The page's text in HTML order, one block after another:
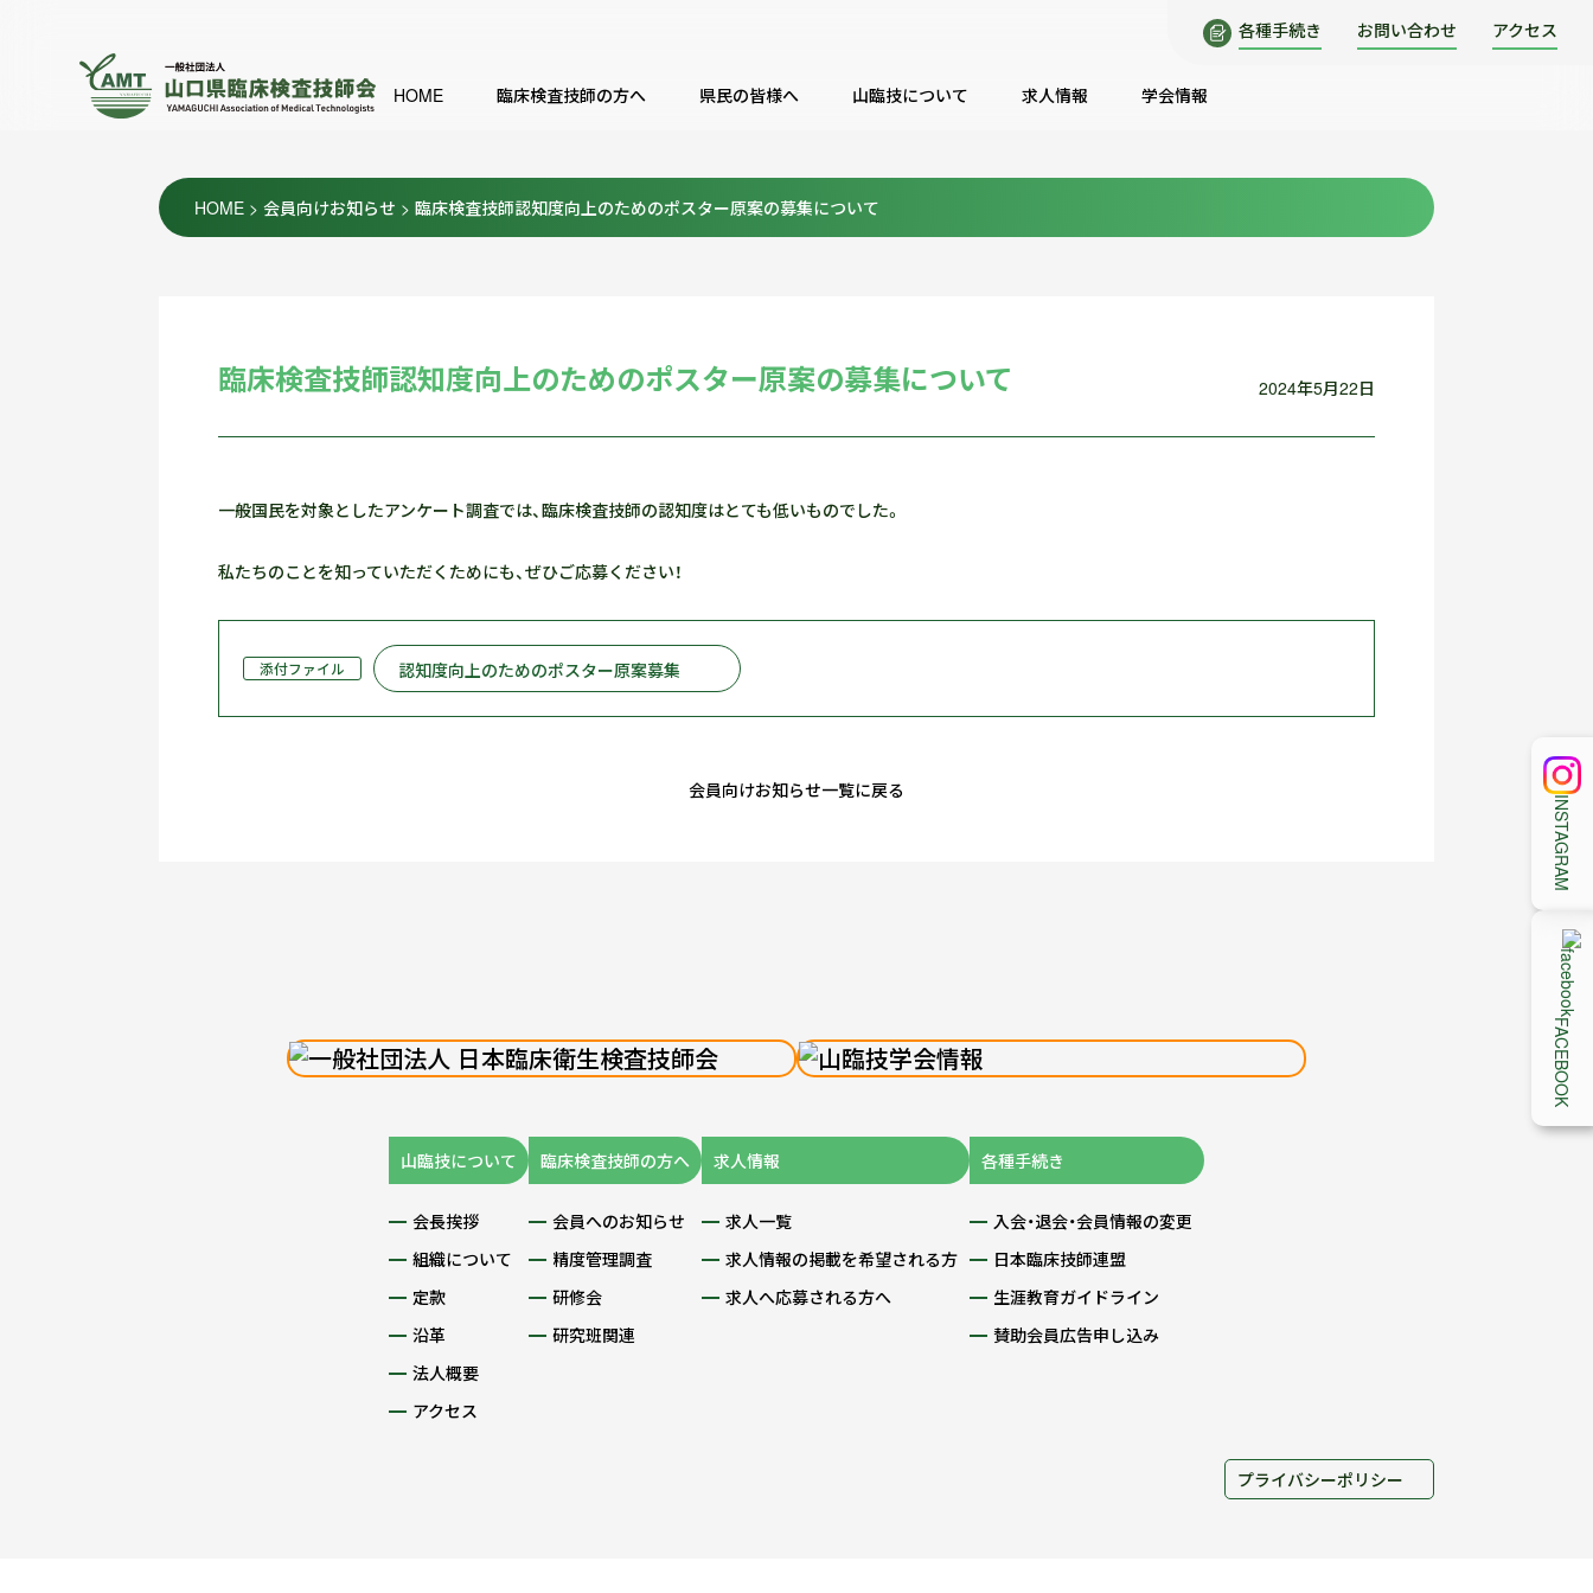
各種手続き お問い合わせ アクセス
HOME 臨床検査技師の方へ 県民の皆様へ 山臨技について 求人情報 学会情報
INSTAGRAM
FACEBOOK
HOME >会員向けお知らせ >臨床検査技師認知度向上のためのポスター原案の募集について
臨床検査技師認知度向上のためのポスター原案の募集について 2024年5月22日
一般国民を対象としたアンケート調査では、臨床検査技師の認知度はとても低いものでした。
私たちのことを知っていただくためにも、ぜひご応募ください！
添付ファイル 認知度向上のためのポスター原案募集
会員向けお知らせ一覧に戻る
山臨技について
会長挨拶
組織について
定款
沿革
法人概要
アクセス
臨床検査技師の方へ
会員へのお知らせ
精度管理調査
研修会
研究班関連
求人情報
求人一覧
求人情報の掲載を希望される方
求人へ応募される方へ
各種手続き
入会・退会・会員情報の変更
日本臨床技師連盟
生涯教育ガイドライン
賛助会員広告申し込み
プライバシーポリシー